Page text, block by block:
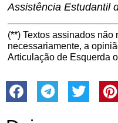
Assistência Estudantil
(**) Textos assinados não
necessariamente, a
Articulação de Esquerda